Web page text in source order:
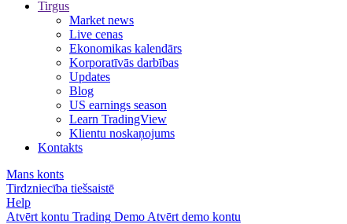
Tirgus
Market news
Live cenas
Ekonomikas kalendārs
Korporatīvās darbības
Updates
Blog
US earnings season
Learn TradingView
Klientu noskaņojums
Kontakts
Mans konts
Tirdzniecība tiešsaistē
Help
Atvērt kontu Trading Demo Atvērt demo kontu